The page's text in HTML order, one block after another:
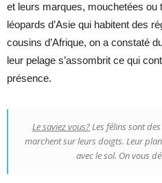
et leurs marques, mouchetées
léopards d’Asie qui habitent des
cousins d’Afrique, on a constaté
leur pelage s’assombrit ce qui
présence.
Le saviez vous?Les félins sont
marchent sur leurs doigts. Leur
avec le sol. On vous